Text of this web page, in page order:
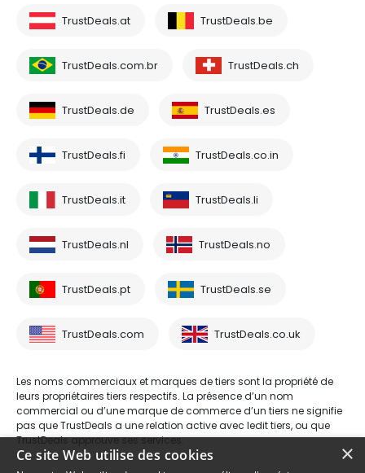
TrustDeals.at TrustDeals.be
TrustDeals.com.br TrustDeals.ch
TrustDeals.de TrustDeals.es
TrustDeals.fi TrustDeals.co.in
TrustDeals.it TrustDeals.li
TrustDeals.nl TrustDeals.no
TrustDeals.pt TrustDeals.se
TrustDeals.com TrustDeals.co.uk
Les noms commerciaux et marques de tiers sont la propriété de
leurs propriétaires tiers respectifs. La présence d’un nom
commercial ou d’une marque de commerce d’un tiers ne signifie
pas que TrustDeals a une relation active avec ledit tiers, ou que
TrustDeals approuve ses services.
×
Ce site Web utilise des cookies